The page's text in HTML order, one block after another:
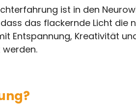
ist in den
das flackernde Licht die
Entspannung, Kreativität